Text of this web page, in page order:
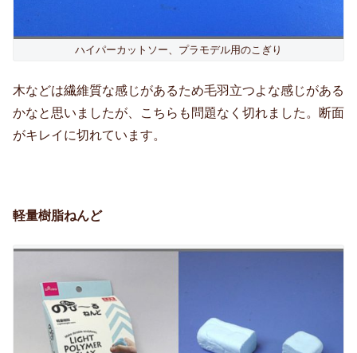
ハイパーカットソー、プラモデル用のこぎり
木などは繊維質な感じがあるため毛羽立つよな感じがある
かなと思いましたが、こちらも問題なく切れました。断面
がキレイに切れています。
軽量樹脂ねんど